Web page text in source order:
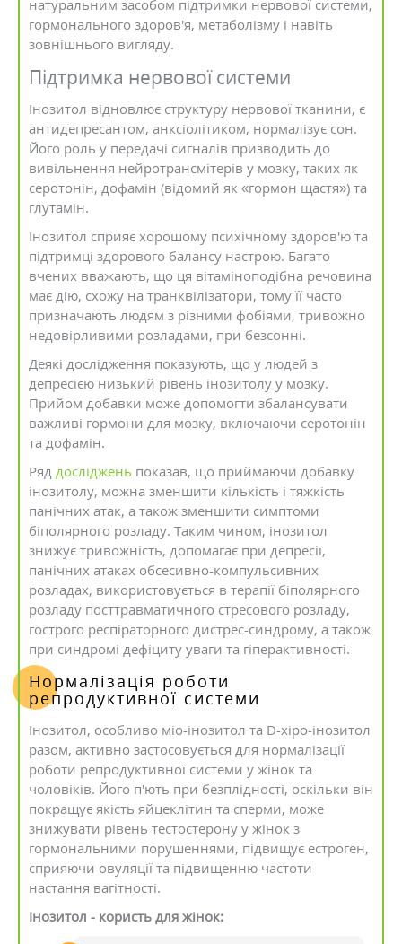
натуральним засобом підтримки нервової системи,
гормонального здоров'я, метаболізму і навіть
зовнішнього вигляду.
Підтримка нервової системи
Інозитол відновлює структуру нервової тканини, є
антидепресантом, анксіолітиком, нормалізує сон.
Його роль у передачі сигналів призводить до
вивільнення нейротрансмітерів у мозку, таких як
серотонін, дофамін (відомий як «гормон щастя») та
глутамін.
Інозитол сприяє хорошому психічному здоров'ю та
підтримці здорового балансу настрою. Багато
вчених вважають, що ця вітаміноподібна речовина
має дію, схожу на транквілізатори, тому її часто
призначають людям з різними фобіями, тривожно
недовірливими розладами, при безсонні.
Деякі дослідження показують, що у людей з
депресією низький рівень інозитолу у мозку.
Прийом добавки може допомогти збалансувати
важливі гормони для мозку, включаючи серотонін
та дофамін.
Ряддосліджень показав, що приймаючи добавку
інозитолу, можна зменшити кількість і тяжкість
панічних атак, а також зменшити симптоми
біполярного розладу. Таким чином, інозитол
знижує тривожність, допомагає при депресії,
панічних атаках обсесивно-компульсивних
розладах, використовується в терапії біполярного
розладу посттравматичного стресового розладу,
гострого респіраторного дистрес-синдрому, а також
при синдромі дефіциту уваги та гіперактивності.
Нормалізація роботи
репродуктивної системи
Інозитол, особливо міо-інозитол та D-хіро-інозитол
разом, активно застосовується для нормалізації
роботи репродуктивної системи у жінок та
чоловіків. Його п'ють при безплідності, оскільки він
покращує якість яйцеклітин та сперми, може
знижувати рівень тестостерону у жінок з
гормональними порушеннями, підвищує естроген,
сприяючи овуляції та підвищенню частоти
настання вагітності.
Інозитол - користь для жінок: